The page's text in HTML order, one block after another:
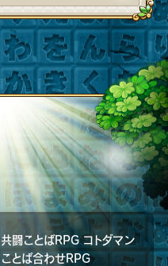
共闘ことばRPG コトダマン
ことば合わせRPG